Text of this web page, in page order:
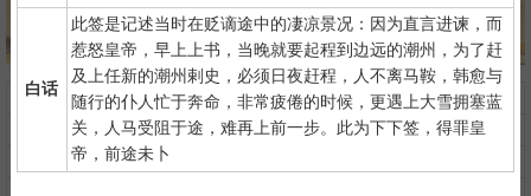
白话
此签是记述当时在贬谪途中的凄凉景况：因为直言进谏，而
惹怒皇帝，早上上书，当晚就要起程到边远的潮州，为了赶
及上任新的潮州剌史，必须日夜赶程，人不离马鞍，韩愈与
随行的仆人忙于奔命，非常疲倦的时候，更遇上大雪拥塞蓝
关，人马受阻于途，难再上前一步。此为下下签，得罪皇
帝，前途未卜
问前程 命中贵人
第一桶金
命中小人
命中劫财
命中债主
横财运